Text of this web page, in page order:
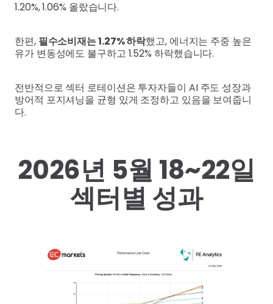
1.20%, 1.06% 올랐습니다.
한편, 필수소비재는 1.27% 하락했고, 에너지는 주중 높은
유가 변동성에도 불구하고 1.52% 하락했습니다.
전반적으로 섹터 로테이션은 투자자들이 AI 주도 성장과
방어적 포지셔닝을 균형 있게 조정하고 있음을 보여줍니
다.
2026년 5월 18~22일
섹터별 성과